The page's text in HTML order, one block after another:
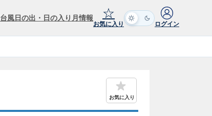
台風日の出・日の入り 月情報 ☆
お気に入り ログイン
お気に入り